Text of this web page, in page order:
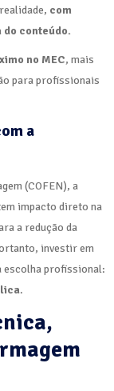
com
conteúdo.
no MEC, mais
para profissionais
a
(COFEN), a
impacto direto na
a redução da
investir em
escolha profissional:
.